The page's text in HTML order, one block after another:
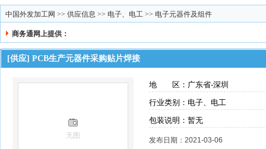
中国外发加工网 >> 供应信息 >> 电子、电工 >> 电子元器件及组件
商务通网上提供：
[供应] PCB生产元器件采购贴片焊接
无图
地 区：广东省-深圳
行业类别：电子、电工
包装说明：暂无
发布日期：2021-03-06